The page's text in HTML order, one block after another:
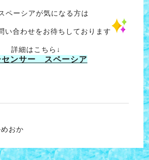
ペーシアが気になる方は
い合わせをお待ちしております
詳細はこちら↓
センサー スペーシア
おか